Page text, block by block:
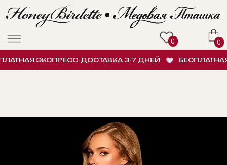
ЭКСПРЕСС-ДОСТАВКА 3-7 ДНЕЙ БЕСПЛАТНАЯ